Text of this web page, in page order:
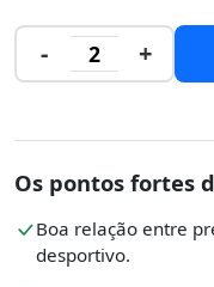
- 2 +
Os pontos fortes
Boa relação entre
desportivo.